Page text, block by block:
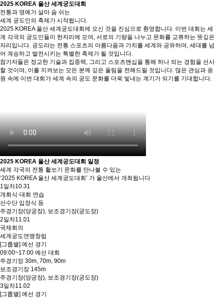
2025 KOREA 울산 세계궁도대회
전통과 명예가 살아 숨 쉬는
세계 궁도인의 축제가 시작됩니다.
2025 KOREA 울산 세계궁도대회에 오신 것을 진심으로 환영합니다. 이번 대회는 세
계 각국의 궁도인들이 한자리에 모여, 서로의 기량을 나누고 문화를 교류하는 뜻깊은
자리입니다. 궁도라는 전통 스포츠의 아름다움과 가치를 세계와 공유하며, 세대를 넘
어 계승하고 발전시키는 특별한 축제가 될 것입니다.
참가자들은 정교한 기술과 집중력, 그리고 스포츠맨십을 통해 하나 되는 경험을 선사
할 것이며, 이를 지켜보는 모든 분께 깊은 울림을 전해드릴 것입니다. 많은 관심과 응
원 속에 이번 대회가 세계 속의 궁도 문화를 더욱 빛내는 계기가 되기를 기대합니다.
2025 KOREA 울산 세계궁도대회 일정
세계 각국의 전통 활쏘기 문화를 만나볼 수 있는
‘2025 KOREA 울산 세계궁도대회’ 가 울산에서 개최됩니다
1일차10.31
개회식·대회 연습
선수단 입장식 등
주경기장(양궁장), 보조경기장(궁도장)
2일차11.01
국제회의
세계궁도연맹창립
[그룹별] 예선 경기
09:00~17:00 예선 대회
주경기장 30m, 70m, 90m
보조경기장 145m
주경기장(양궁장), 보조경기장(궁도장)
3일차11.02
[그룹별] 예선 경기